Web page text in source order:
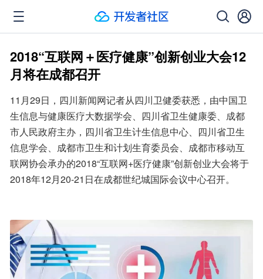
2018“互联网＋医疗健康”创新创业大会12
月将在成都召开
11月29日，四川新闻网记者从四川卫健委获悉，由中国卫
生信息与健康医疗大数据学会、四川省卫生健康委、成都
市人民政府主办，四川省卫生计生信息中心、四川省卫生
信息学会、成都市卫生和计划生育委员会、成都市移动互
联网协会承办的2018“互联网+医疗健康”创新创业大会将于
2018年12月20-21日在成都世纪城国际会议中心召开。